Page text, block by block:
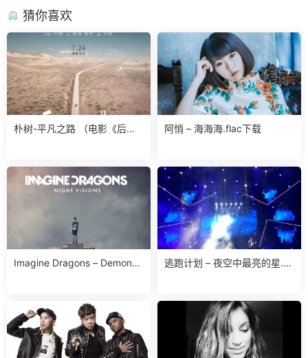
猜你喜欢
朴树-平凡之路 （电影《后会
阿悄 – 海海海.flac下载
Imagine Dragons – Demons.
逃跑计划 – 夜空中最亮的星.fla